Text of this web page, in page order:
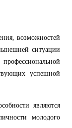
возможностей
ситуации
успешной
являются
молодого